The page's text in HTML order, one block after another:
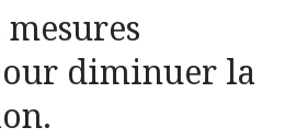
diminuer la